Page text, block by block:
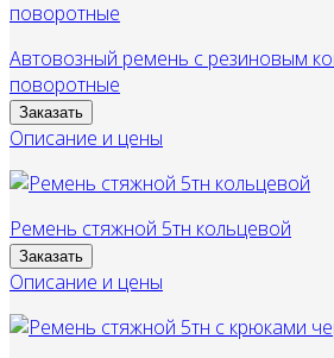
Автовозный ремень с резиновым
поворотные
Заказать
Описание и цены
Ремень стяжной 5тн кольцевой
Заказать
Описание и цены